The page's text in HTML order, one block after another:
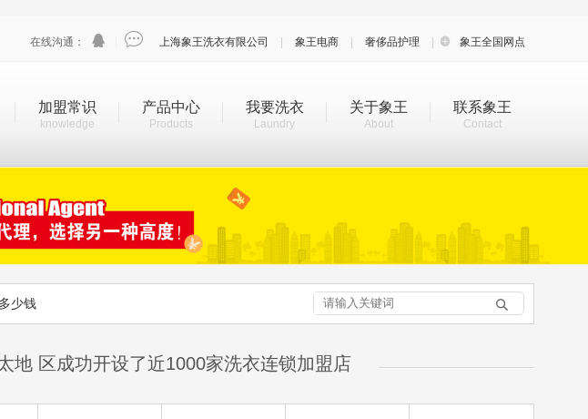
在线沟通：   上海象王洗衣有限公司 象王电商 奢侈品护理  象王全国网点
加盟常识
knowledge
产品中心
Products
我要洗衣
Laundry
关于象王
About
联系象王
Contact
少钱 
地 区成功开设了近1000家洗衣连锁加盟店